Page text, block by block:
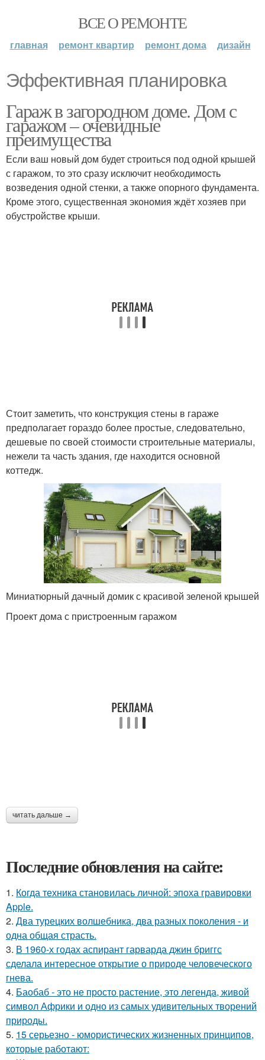
ВСЕ О РЕМОНТЕ
главная ремонт квартир ремонт дома дизайн
Эффективная планировка
Гараж в загородном доме. Дом с
гаражом – очевидные
преимущества
Если ваш новый дом будет строиться под одной крышей
с гаражом, то это сразу исключит необходимость
возведения одной стенки, а также опорного фундамента.
Кроме этого, существенная экономия ждёт хозяев при
обустройстве крыши.
Стоит заметить, что конструкция стены в гараже
предполагает гораздо более простые, следовательно,
дешевые по своей стоимости строительные материалы,
нежели та часть здания, где находится основной
коттедж.
Миниатюрный дачный домик с красивой зеленой крышей
Проект дома с пристроенным гаражом
читать дальше →
Последние обновления на сайте:
1. Когда техника становилась личной: эпоха гравировки
Apple.
2. Два турецких волшебника, два разных поколения - и
одна общая страсть.
3. В 1960-х годах аспирант гарварда джин бриггс
сделала интересное открытие о природе человеческого
гнева.
4. Баобаб - это не просто растение, это легенда, живой
символ Африки и одно из самых удивительных творений
природы.
5. 15 серьезно - юмористических жизненных принципов,
которые работают: